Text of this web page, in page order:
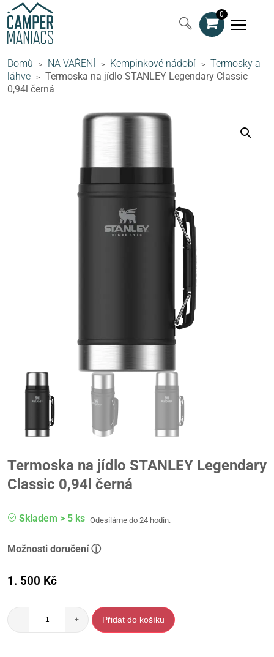
0
Domů > NA VAŘENÍ > Kempinkové nádobí >
Termosky a
láhve
>
Termoska na jídlo STANLEY Legendary Classic
0,94l černá
Termoska na jídlo STANLEY Legendary
Classic 0,94l černá
Skladem > 5 ks Odesíláme do 24 hodin.
Možnosti doručení ⓘ
1. 500 Kč
- + Přidat do košíku